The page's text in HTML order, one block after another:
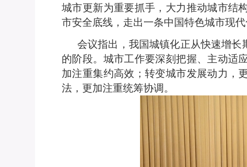
城市更新为重要抓手，大力推动城市结
市安全底线，走出一条中国特色城市现代
会议指出，我国城镇化正从快速增
的阶段。城市工作要深刻把握、主动适
加注重集约高效；转变城市发展动力，
法，更加注重统筹协调。